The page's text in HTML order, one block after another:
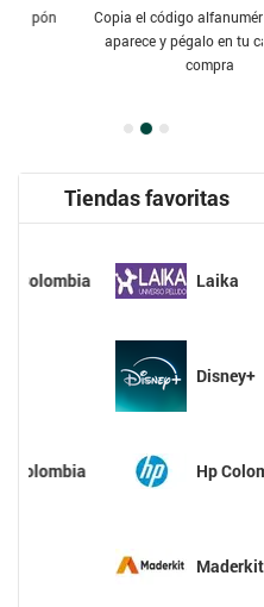
Copia el código alfanumérico que te
aparece y pégalo en tu carrito de
Tiendas favoritas
Laika
Disney+
Hp Colombia
Maderkit